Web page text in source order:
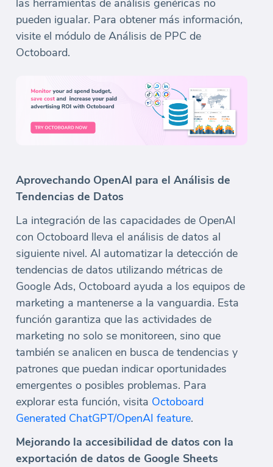
las herramientas de análisis genéricas no
pueden igualar. Para obtener más información,
visite el módulo de Análisis de PPC de
Octoboard.
Aprovechando OpenAI para el Análisis de
Tendencias de Datos
La integración de las capacidades de OpenAI
con Octoboard lleva el análisis de datos al
siguiente nivel. Al automatizar la detección de
tendencias de datos utilizando métricas de
Google Ads, Octoboard ayuda a los equipos de
marketing a mantenerse a la vanguardia. Esta
función garantiza que las actividades de
marketing no solo se monitoreen, sino que
también se analicen en busca de tendencias y
patrones que puedan indicar oportunidades
emergentes o posibles problemas. Para
explorar esta función, visita Octoboard
Generated ChatGPT/OpenAI feature.
Mejorando la accesibilidad de datos con la
exportación de datos de Google Sheets